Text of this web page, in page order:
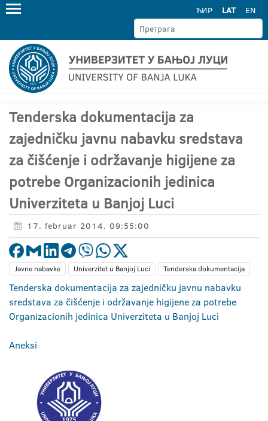
ЋИР LAT EN
Tenderska dokumentacija za
zajedničku javnu nabavku sredstava
za čišćenje i održavanje higijene za
potrebe Organizacionih jedinica
Univerziteta u Banjoj Luci
17. februar 2014. 09:55:00
Javne nabavke Univerzitet u Banjoj Luci Tenderska dokumentacija
Tenderska dokumentacija za zajedničku javnu nabavku
sredstava za čišćenje i održavanje higijene za potrebe
Organizacionih jedinica Univerziteta u Banjoj Luci
Aneksi